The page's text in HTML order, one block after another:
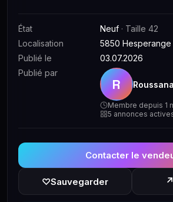
État Neuf · Taille 42
Localisation
5850 Hesperange
Publié le
03.07.2026
Publié par
R Roussana
Membre depuis 1
5 annonces
Contacter le
♡Sauvegarder ↗